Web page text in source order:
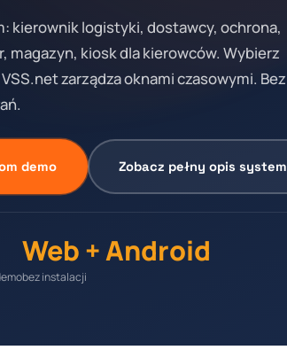
kierownik logistyki, dostawcy, ochrona,
magazyn, kiosk dla kierowców. Wybierz
zarządza oknami czasowymi. Bez
demo Zobacz pełny opis
Web + Android
bez instalacji